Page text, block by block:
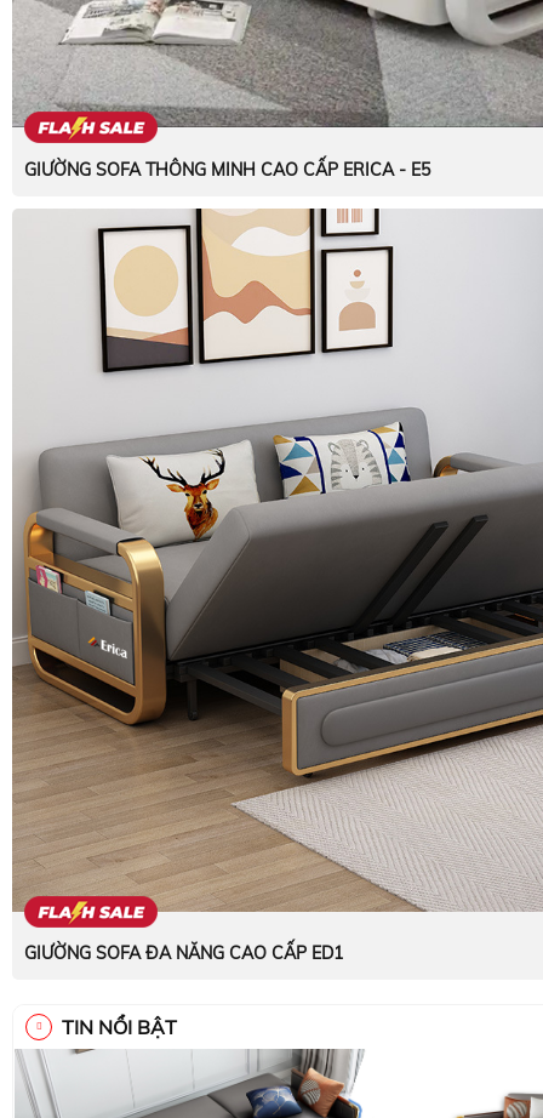
GIƯỜNG SOFA THÔNG MINH CAO CẤP ERICA - E5
GIƯỜNG SOFA ĐA NĂNG CAO CẤP ED1
TIN NỔI BẬT